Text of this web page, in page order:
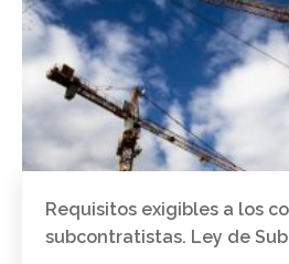
Requisitos exigibles a los
subcontratistas. Ley de